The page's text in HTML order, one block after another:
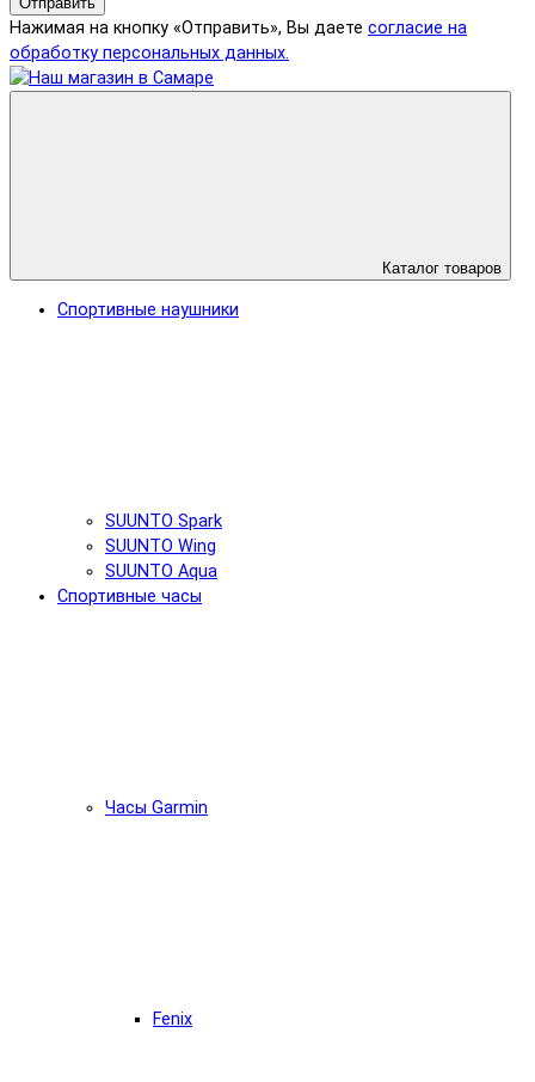
Нажимая на кнопку «Отправить», Вы даете согласие на
обработку персональных данных.
Каталог товаров
Спортивные наушники
SUUNTO Spark
SUUNTO Wing
SUUNTO Aqua
Спортивные часы
Часы Garmin
Fenix